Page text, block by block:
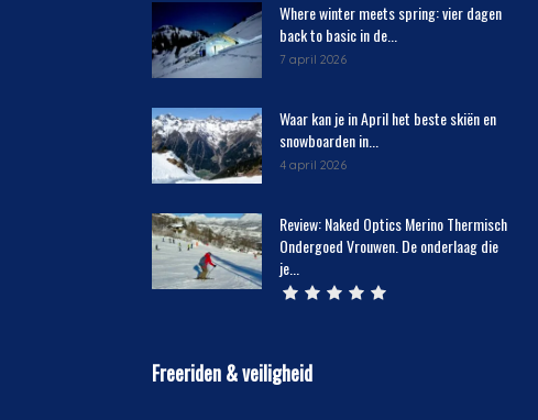
Where winter meets spring: vier dagen
back to basic in de...
7 april 2026
Waar kan je in April het beste skiën en
snowboarden in...
4 april 2026
Review: Naked Optics Merino Thermisch
Ondergoed Vrouwen. De onderlaag die
je...
Freeriden & veiligheid